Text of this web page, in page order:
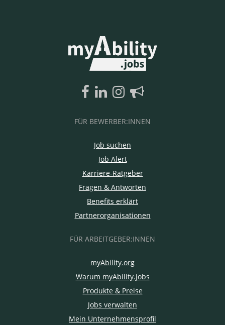
FÜR BEWERBER:INNEN
Job suchen
Job Alert
Karriere-Ratgeber
Fragen & Antworten
Benefits erklärt
Partnerorganisationen
FÜR ARBEITGEBER:INNEN
myAbility.org
Warum myAbility.jobs
Produkte & Preise
Jobs verwalten
Mein Unternehmensprofil